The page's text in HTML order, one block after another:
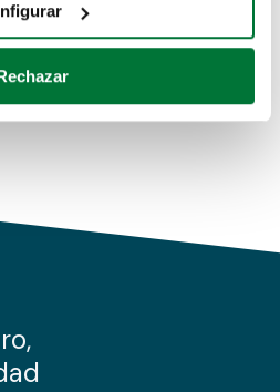
analizándolo activamente
específicas (huellas
sobre cómo se procesan sus
haga del sitio web con
sociales, publicidad y análisis